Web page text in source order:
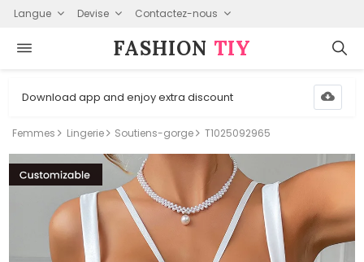
Langue Devise Contactez-nous
FASHION⁠ TIY
Download app and enjoy extra discount
Femmes Lingerie Soutiens-gorge T1025092965